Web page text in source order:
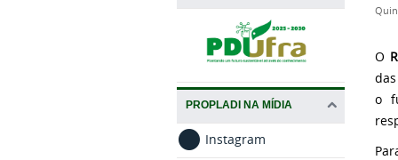
PROPLADI NA MÍDIA
Instagram
O
o